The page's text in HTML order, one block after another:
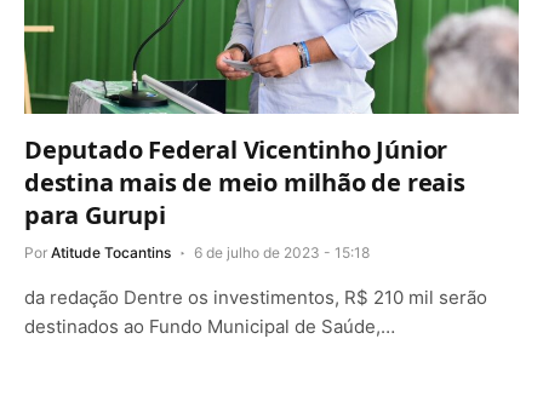
Deputado Federal Vicentinho Júnior
destina mais de meio milhão de reais
para Gurupi
Por Atitude Tocantins 6 de julho de 2023 - 15:18
da redação Dentre os investimentos, R$ 210 mil serão
destinados ao Fundo Municipal de Saúde,…